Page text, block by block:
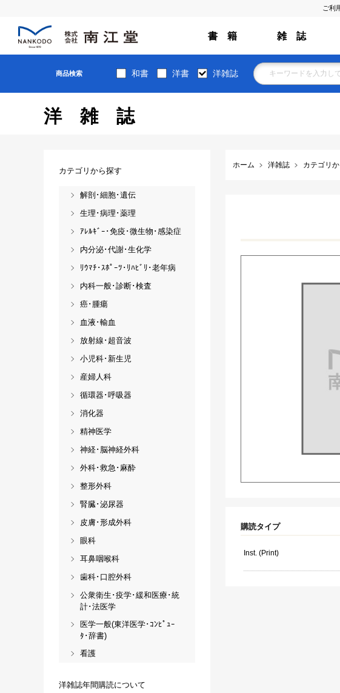
ご利
書 籍 雑 誌
商品検索 和書 洋書 洋雑誌
洋雑誌
ホーム 洋雑誌 カテゴリ
購読タイプ
Inst. (Print)
カテゴリから探す
解剖･細胞･遺伝
生理･病理･薬理
ｱﾚﾙｷﾞｰ･免疫･微生物･感染症
内分泌･代謝･生化学
ﾘｳﾏﾁ･ｽﾎﾟｰﾂ･ﾘﾊﾋﾞﾘ･老年病
内科一般･診断･検査
癌･腫瘍
血液･輸血
放射線･超音波
小児科･新生児
産婦人科
循環器･呼吸器
消化器
精神医学
神経･脳神経外科
外科･救急･麻酔
整形外科
腎臓･泌尿器
皮膚･形成外科
眼科
耳鼻咽喉科
歯科･口腔外科
公衆衛生･疫学･緩和医療･統
計･法医学
医学一般(東洋医学･ｺﾝﾋﾟｭｰ
ﾀ･辞書)
看護
洋雑誌年間購読について